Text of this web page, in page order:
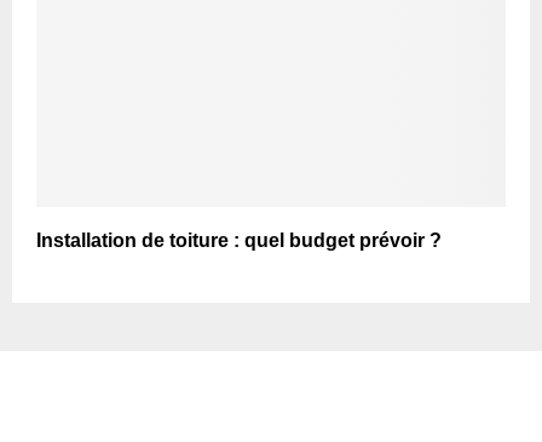
Installation de toiture : quel budget prévoir ?